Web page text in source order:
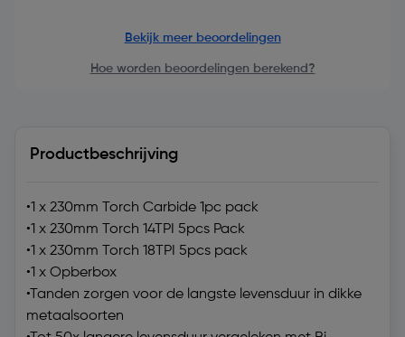
Bekijk meer beoordelingen
Hoe worden beoordelingen berekend?
Productbeschrijving
•1 x 230mm Torch Carbide 1pc pack
•1 x 230mm Torch 14TPI 5pcs Pack
•1 x 230mm Torch 18TPI 5pcs pack
•1 x Opberbox
•Tanden zorgen voor de langste levensduur in dikke
metaalsoorten